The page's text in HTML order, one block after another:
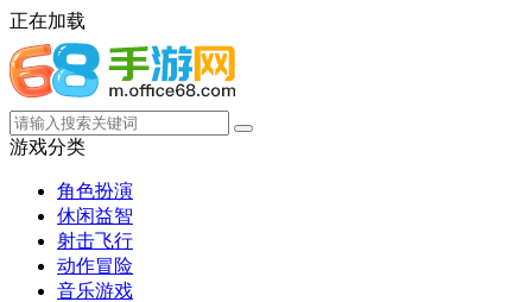
正在加载
游戏分类
角色扮演
休闲益智
射击飞行
动作冒险
音乐游戏